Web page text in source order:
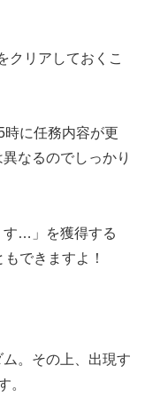
クリアしておくこ
時に任務内容が更
なるのでしっかり
す…」を獲得する
できますよ！
。その上、出現す
。